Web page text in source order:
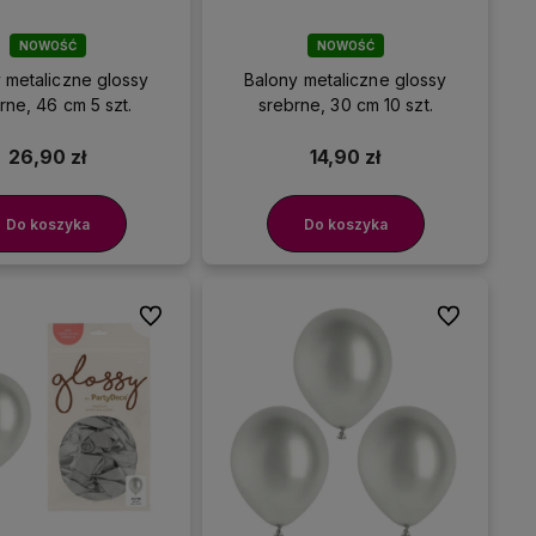
NOWOŚĆ
metaliczne glossy
46 cm 5 szt.
26,90 zł
Do koszyka
NOWOŚĆ
Balony metaliczne glossy
srebrne, 30 cm 10 szt.
14,90 zł
Do koszyka
Do ulubionych Do ulubionych